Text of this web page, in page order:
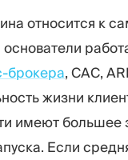
относится к
основатели
брокера, CAC,
жизни
имеют большее
Если